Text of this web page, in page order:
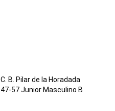
C. B. Pilar de la Horadada
47-57 Junior Masculino B